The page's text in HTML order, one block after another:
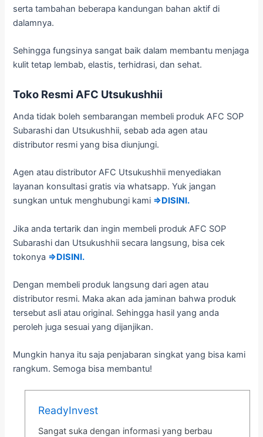
serta tambahan beberapa kandungan bahan aktif di
dalamnya.
Sehingga fungsinya sangat baik dalam membantu menjaga
kulit tetap lembab, elastis, terhidrasi, dan sehat.
Toko Resmi AFC Utsukushhii
Anda tidak boleh sembarangan membeli produk AFC SOP
Subarashi dan Utsukushhii, sebab ada agen atau
distributor resmi yang bisa diunjungi.
Agen atau distributor AFC Utsukushhii menyediakan
layanan konsultasi gratis via whatsapp. Yuk jangan
sungkan untuk menghubungi kami ⇒DISINI.
Jika anda tertarik dan ingin membeli produk AFC SOP
Subarashi dan Utsukushhii secara langsung, bisa cek
tokonya ⇒DISINI.
Dengan membeli produk langsung dari agen atau
distributor resmi. Maka akan ada jaminan bahwa produk
tersebut asli atau original. Sehingga hasil yang anda
peroleh juga sesuai yang dijanjikan.
Mungkin hanya itu saja penjabaran singkat yang bisa kami
rangkum. Semoga bisa membantu!
ReadyInvest
Sangat suka dengan informasi yang berbau